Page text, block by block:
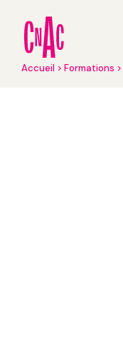
contenu
principal
Fil
Accueil Formations